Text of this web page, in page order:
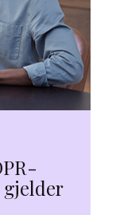
gjelder